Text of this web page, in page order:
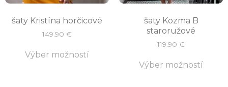
šaty Kristína horčicové
149.90 €
Výber možností
šaty Kozma B
staroružové
119.90 €
Výber možností